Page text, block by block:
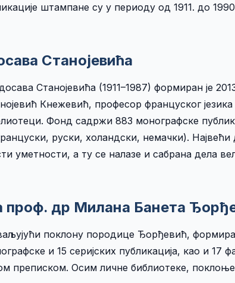
штампане су у периоду од 1911. до
Станојевића
Станојевића (1911–1987) формиран је
Кнежевић, професор француског
Фонд садржи 883 монографске
руски, холандски, немачки).
уметности, а ту се налазе и сабрана дела
проф. др Милана Банета
поклону породице Ђорђевић,
и 15 серијских публикација, као и 17
преписком. Осим личне библиотеке,